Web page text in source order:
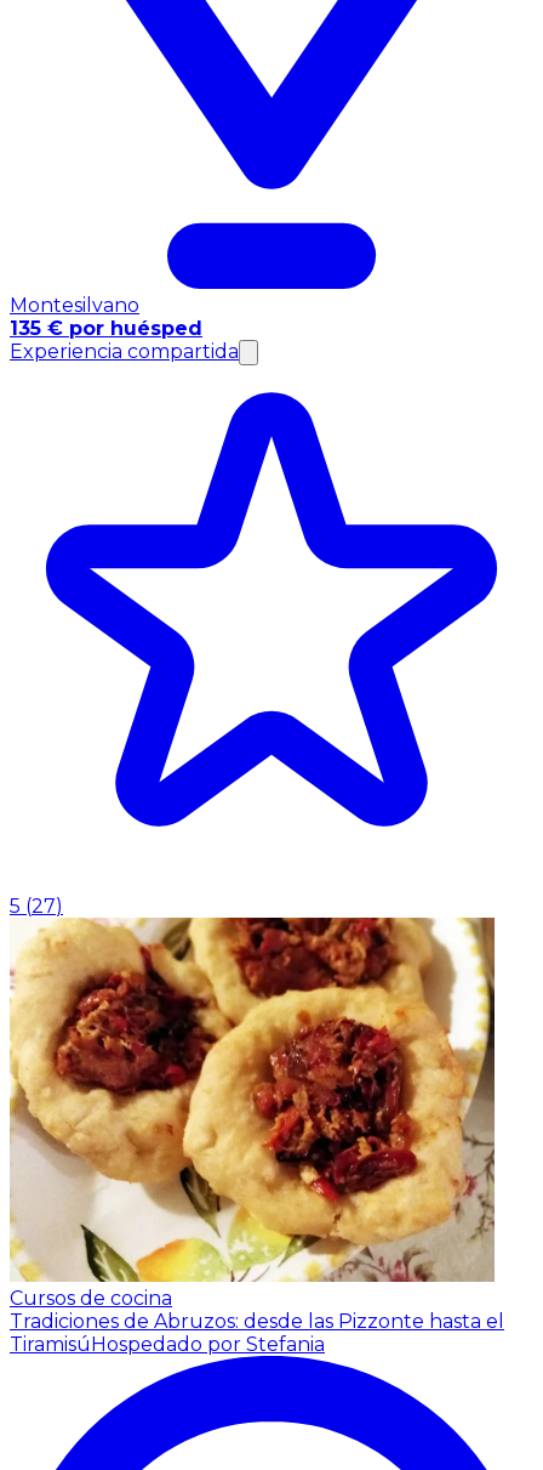
Montesilvano
135 € por huésped
Experiencia compartida
5 (27)
Cursos de cocina
Tradiciones de Abruzos: desde las Pizzonte hasta el
TiramisúHospedado por Stefania